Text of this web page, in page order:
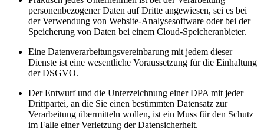
personenbezogener Daten auf Dritte angewiesen, sei es bei
der Verwendung von Website-Analysesoftware oder bei der
Speicherung von Daten bei einem Cloud-Speicheranbieter.
Eine Datenverarbeitungsvereinbarung mit jedem dieser
Dienste ist eine wesentliche Voraussetzung für die Einhaltung
der DSGVO.
Der Entwurf und die Unterzeichnung einer DPA mit jeder
Drittpartei, an die Sie einen bestimmten Datensatz zur
Verarbeitung übermitteln wollen, ist ein Muss für den Schutz
im Falle einer Verletzung der Datensicherheit.